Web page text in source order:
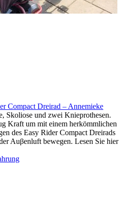
Compact Dreirad – Annemieke
Skoliose und zwei Knieprothesen.
Kraft um mit einem herkömmlichen
des Easy Rider Compact Dreirads
Auβenluft bewegen. Lesen Sie hier